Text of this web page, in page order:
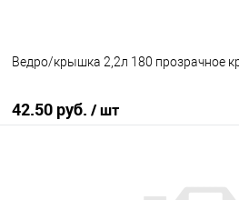
Ведро/крышка 2,2л 180 прозрачное
42.50 руб. / шт